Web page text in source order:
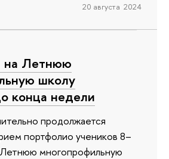
20 августа 2024
на Летнюю
школу
конца недели
продолжается
портфолио учеников 8–
многопрофильную